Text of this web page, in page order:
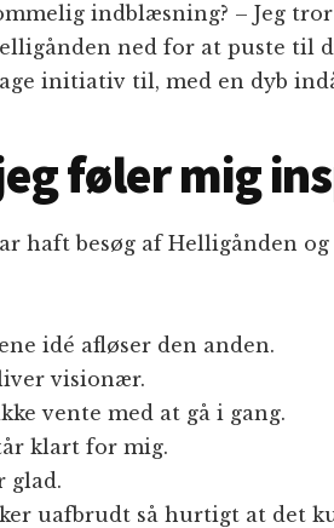
indblæsning? – Jeg
ned for at puste til
initiativ til, med en dyb
føler mig
haft besøg af Helligånden
idé afløser den anden.
visionær.
vente med at gå i gang.
klart for mig.
glad.
uafbrudt så hurtigt at det